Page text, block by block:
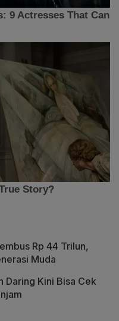
Rp 44 Trilun,
Muda
Daring Kini Bisa Cek